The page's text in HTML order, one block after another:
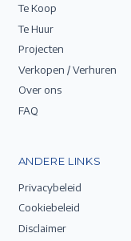
Te Koop
Te Huur
Projecten
Verkopen / Verhuren
Over ons
FAQ
ANDERE LINKS
Privacybeleid
Cookiebeleid
Disclaimer